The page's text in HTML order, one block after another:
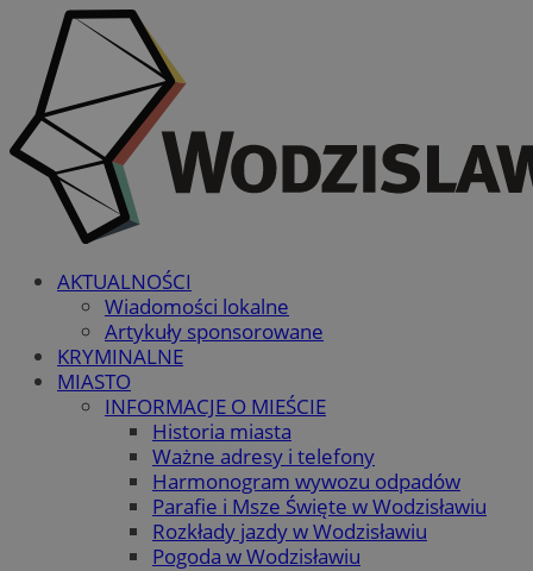
AKTUALNOŚCI
Wiadomości lokalne
Artykuły sponsorowane
KRYMINALNE
MIASTO
INFORMACJE O MIEŚCIE
Historia miasta
Ważne adresy i telefony
Harmonogram wywozu odpadów
Parafie i Msze Święte w Wodzisławiu
Rozkłady jazdy w Wodzisławiu
Pogoda w Wodzisławiu